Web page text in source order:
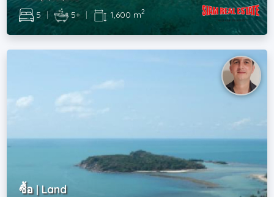
5 | 5+ | 1,600 m2
ซื้อ | Land